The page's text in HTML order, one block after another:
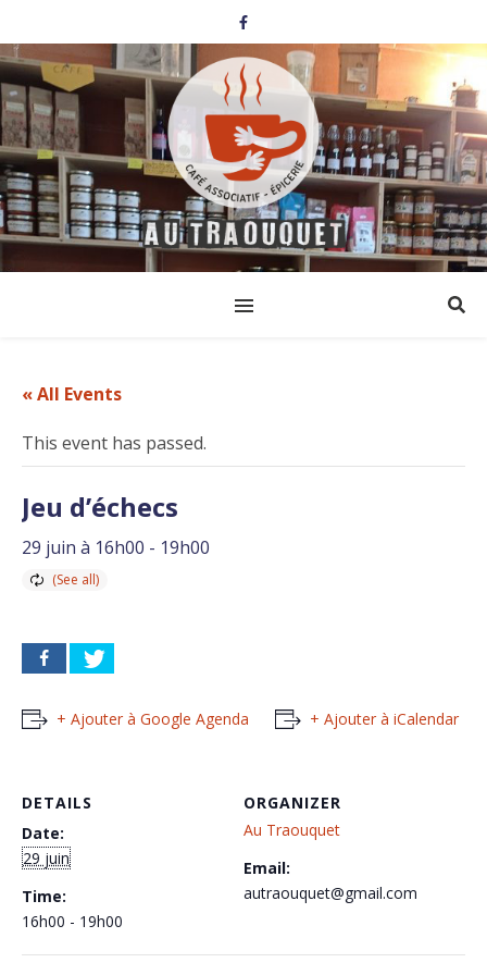
« All Events
This event has passed.
Jeu d’échecs
29 juin à 16h00 - 19h00
+ Ajouter à Google Agenda + Ajouter à iCalendar
DETAILS
Date:
29 juin
Time:
16h00 - 19h00
ORGANIZER
Au Traouquet
Email:
autraouquet@gmail.com